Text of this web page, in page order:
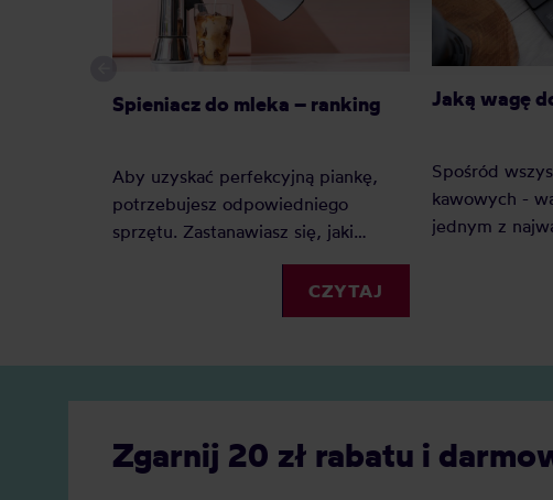
Spieniacz do mleka – ranking
Aby uzyskać perfekcyjną piankę,
potrzebujesz odpowiedniego
sprzętu. Zastanawiasz się, jaki
spieniacz do mleka kupić?
Elektryczny, ręczny, a może
indukcyjny? Oto nasz szczegółowy
CZYTAJ
Jaką wagę
Spośród
kawowych -
jednym z
Dlaczego?
zyskujemy
Jaką jednak
Zgarnij 20 zł rabatu i